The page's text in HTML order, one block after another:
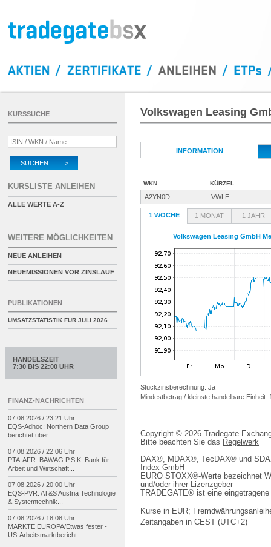
Volkswagen Leasing
INFORMATION
WKN KÜRZEL
A2YN0D VWLE
1 WOCHE 1 MONAT 1 JAHR
Volkswagen Leasing GmbH
Stückzinsberechnung: Ja
Mindestbetrag / kleinste handelbare Einheit:
Copyright © 2026 Tradegate
Bitte beachten Sie das Regelwerk
DAX®, MDAX®, TecDAX® und
Index GmbH
EURO STOXX®-Werte bezeichnet
und/oder ihrer Lizenzgeber
TRADEGATE® ist eine
Kurse in EUR;
Zeitangaben in CEST (UTC+2)
KURSSUCHE
SUCHEN >
KURSLISTE ANLEIHEN
ALLE WERTE A-Z
WEITERE MÖGLICHKEITEN
NEUE ANLEIHEN
NEUEMISSIONEN VOR ZINSLAUF
PUBLIKATIONEN
UMSATZSTATISTIK FÜR JULI 2026
HANDELSZEIT
7:30 BIS 22:00 UHR
FINANZ-NACHRICHTEN
07.08.2026 / 23:21 Uhr
EQS-Adhoc: Northern Data Group
berichtet über...
07.08.2026 / 22:06 Uhr
PTA-AFR: BAWAG P.S.K. Bank für
Arbeit und Wirtschaft...
07.08.2026 / 20:00 Uhr
EQS-PVR: AT&S Austria Technologie
& Systemtechnik...
07.08.2026 / 18:08 Uhr
MÄRKTE EUROPA/Etwas fester -
US-Arbeitsmarktbericht...